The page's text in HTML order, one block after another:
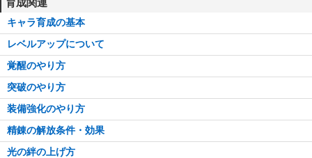
キャラ育成の基本
レベルアップについて
覚醒のやり方
突破のやり方
装備強化のやり方
精錬の解放条件・効果
光の絆の上げ方